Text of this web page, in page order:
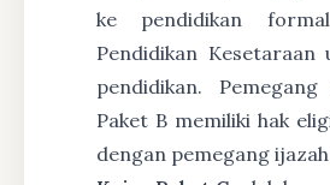
ke pendidikan
Pendidikan Kesetaraan
pendidikan.
Paket B memiliki hak
dengan pemegang